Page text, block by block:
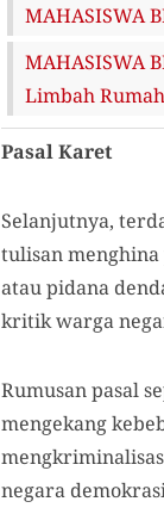
MAHASISWA
MAHASISWA
Limbah
Pasal Karet
Selanjutnya,
tulisan
atau pidana
kritik warga
Rumusan pasal
mengekang
negara